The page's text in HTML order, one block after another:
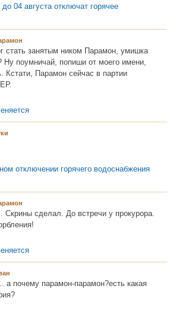
04 августа отключат горячее
стать занятым ником Парамон, умишка
Ну поумничай, попиши от моего имени,
Кстати, Парамон сейчас в партии
отключении горячего водоснабжения
Скрины сделал. До встречи у прокурора.
почему парамон-парамон?есть какая